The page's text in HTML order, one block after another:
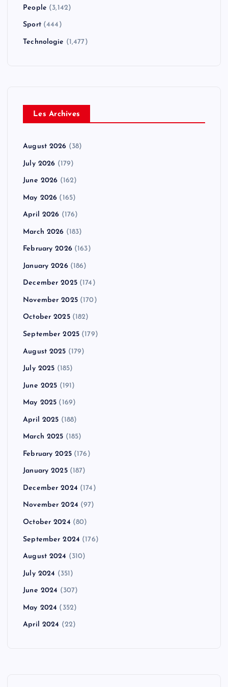
People (3,142)
Sport(444)
Technologie (1,477)
Les Archives
August 2026 (38)
July 2026 (179)
June 2026 (162)
May 2026 (165)
April 2026 (176)
March 2026 (183)
February 2026(163)
January 2026(186)
December 2025(174)
November 2025(170)
October 2025(182)
September 2025 (179)
August 2025 (179)
July 2025 (185)
June 2025 (191)
May 2025 (169)
April 2025 (188)
March 2025 (185)
February 2025(176)
January 2025(187)
December 2024 (174)
November 2024 (97)
October 2024 (80)
September 2024 (176)
August 2024 (310)
July 2024 (351)
June 2024 (307)
May 2024 (352)
April 2024 (22)